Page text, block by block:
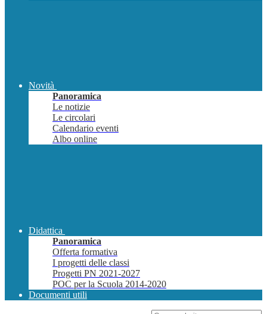
Novità
Panoramica
Le notizie
Le circolari
Calendario eventi
Albo online
Didattica
Panoramica
Offerta formativa
I progetti delle classi
Progetti PN 2021-2027
POC per la Scuola 2014-2020
Documenti utili